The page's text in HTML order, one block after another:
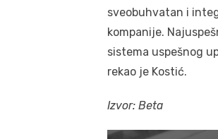
sveobuhvatan i
kompanije.
sistema uspešnog
rekao je Kostić.
Izvor: Beta